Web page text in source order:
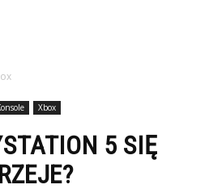
Xbox
5 SIĘ